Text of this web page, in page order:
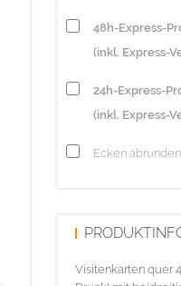
48h-Express-
(inkl. Express-
24h-Express-
(inkl. Express-
Ecken abrunden
Visitenkarten quer